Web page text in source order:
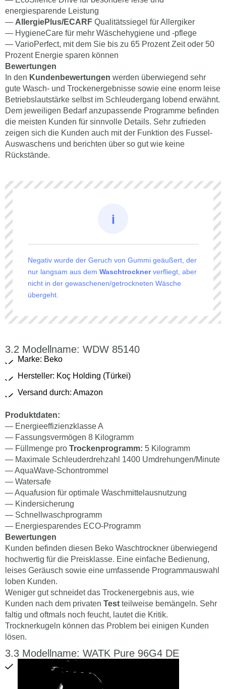
energiesparende Leistung
— AllergiePlus/ECARF Qualitätssiegel für Allergiker
— HygieneCare für mehr Wäschehygiene und -pflege
— VarioPerfect, mit dem Sie bis zu 65 Prozent Zeit oder 50
Prozent Energie sparen können
Bewertungen
In den Kundenbewertungen werden überwiegend sehr
gute Wasch- und Trockenergebnisse sowie eine enorm leise
Betriebslautstärke selbst im Schleudergang lobend erwähnt.
Dem jeweiligen Bedarf anzupassende Programme befinden
die meisten Kunden für sinnvolle Details. Sehr zufrieden
zeigen sich die Kunden auch mit der Funktion des Fussel-
Auswaschens und berichten über so gut wie keine
Rückstände.
Negativ wurde der Geruch von Gummi geäußert, der
nur langsam aus dem Waschtrocknerverfliegt, aber
nicht in der gewaschenen/getrockneten Wäsche
übergeht.
Modellname: WDW 85140
Marke: Beko
Hersteller: Koç Holding (Türkei)
Versand durch: Amazon
Produktdaten:
— Energieeffizienzklasse A
— Fassungsvermögen 8 Kilogramm
— Füllmenge pro Trockenprogramm: 5 Kilogramm
— Maximale Schleuderdrehzahl 1400 Umdrehungen/Minute
— AquaWave-Schontrommel
— Watersafe
— Aquafusion für optimale Waschmittelausnutzung
— Kindersicherung
— Schnellwaschprogramm
— Energiesparendes ECO-Programm
Bewertungen
Kunden befinden diesen Beko Waschtrockner überwiegend
hochwertig für die Preisklasse. Eine einfache Bedienung,
leises Geräusch sowie eine umfassende Programmauswahl
loben Kunden.
Weniger gut schneidet das Trockenergebnis aus, wie
Kunden nach dem privaten Test teilweise bemängeln. Sehr
faltig und oftmals noch feucht, lautet die Kritik.
Trocknerkugeln können das Problem bei einigen Kunden
lösen.
Modellname: WATK Pure 96G4 DE